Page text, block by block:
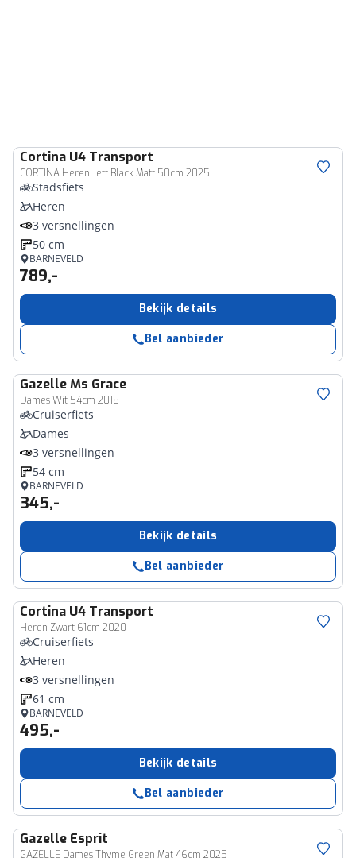
Cortina U4 Transport
CORTINA Heren Jett Black Matt 50cm 2025
Stadsfiets
Heren
3 versnellingen
50 cm
BARNEVELD
789,-
Bekijk details
Bel aanbieder
GazelleMs Grace
Dames Wit 54cm 2018
Cruiserfiets
Dames
3 versnellingen
54 cm
BARNEVELD
345,-
Bekijk details
Bel aanbieder
Cortina U4 Transport
Heren Zwart 61cm 2020
Cruiserfiets
Heren
3 versnellingen
61 cm
BARNEVELD
495,-
Bekijk details
Bel aanbieder
Gazelle Esprit
GAZELLE Dames Thyme Green Mat 46cm 2025